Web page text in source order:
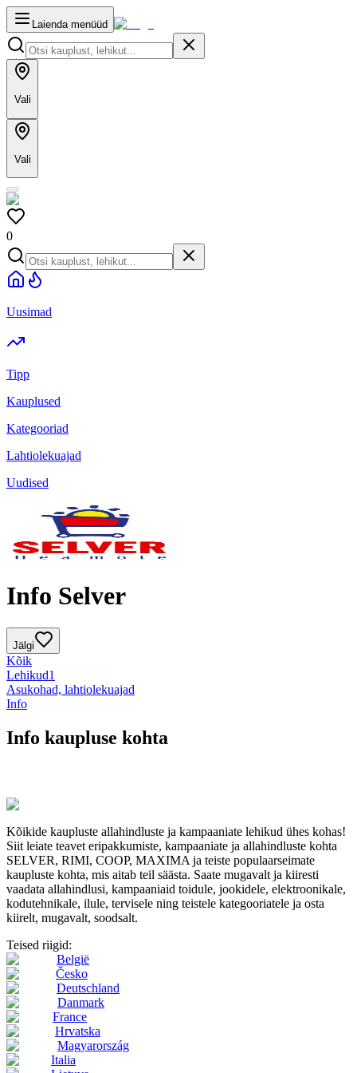
Laienda menüüd
Vali
Vali
0
Uusimad
Tipp
Kauplused
Kategooriad
Lahtiolekuajad
Uudised
Info Selver
Jälgi
Kõik
Lehikud1
Asukohad, lahtiolekuajad
Info
Info kaupluse kohta
Kõikide kaupluste allahindluste ja kampaaniate lehikud ühes kohas!
Siit leiate teavet eripakkumiste, kampaaniate ja allahindluste kohta
SELVER, RIMI, COOP, MAXIMA ja teiste populaarseimate
kaupluste kohta, mis aitab teil säästa. Saate mugavalt ja kiiresti
vaadata allahindlusi, kampaaniaid toidule, jookidele, elektroonikale,
kodutehnikale, ilule, tervisele ning teistele kategooriatele ja osta
kiirelt, mugavalt, soodsalt.
Teised riigid:
België
Česko
Deutschland
Danmark
France
Hrvatska
Magyarország
Italia